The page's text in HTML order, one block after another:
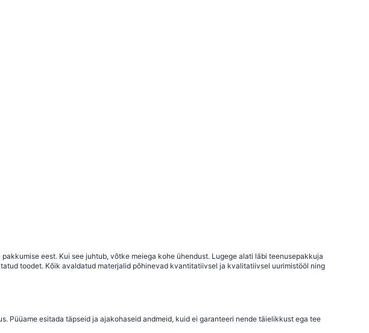
eest. Kui see juhtub, võtke meiega kohe ühendust. Lugege alati läbi teenusepakkuja
toodet. Kõik avaldatud materjalid põhinevad kvantitatiivsel ja kvalitatiivsel uurimistööl ning
Püüame esitada täpseid ja ajakohaseid andmeid, kuid ei garanteeri nende täielikkust ega tee